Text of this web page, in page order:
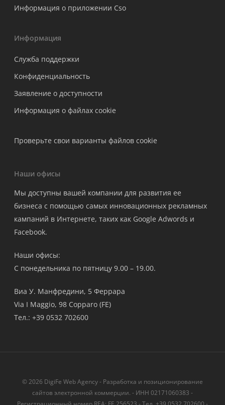
Информация о приложении Cso
Информация
Служба поддержки
Конфиденциальность
Заявление о доступности
Информация о файлах cookie
Проверьте свои варианты файлов cookie
Наши офисы
Мы доступны вашей компании для развития ее
бизнеса с помощью самых инновационных рекламных
кампаний в Интернете, таких как Google Adwords и
Facebook.
Наши офисы:
С понедельника по пятницу 9.00 – 19.00.
Виа У. Манфредини, 5 Феррара
Via I Maggio, 98 Copparo (FE)
Тел.: +39 0532 702600
© 2026 DigiFe Web Agency - Разработка и позиционирование
сайтов электронной коммерции. - ИНН 02171060383 -